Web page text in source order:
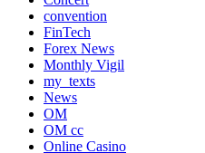
convention
FinTech
Forex News
Monthly Vigil
my_texts
News
OM
OM cc
Online Casino